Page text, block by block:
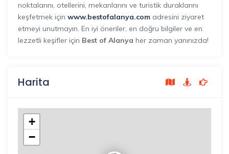
noktalarını, otellerini, mekanlarını ve turistik duraklarını
keşfetmek için www.bestofalanya.com adresini ziyaret
etmeyi unutmayın. En iyi öneriler, en doğru bilgiler ve en
lezzetli keşifler için Best of Alanya her zaman yanınızda!
Harita
+
−